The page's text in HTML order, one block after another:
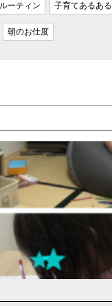
ルーティン 子育てあるある
朝のお仕度